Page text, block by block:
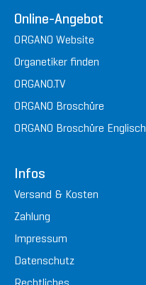
Online-Angebot
ORGANO Website
Organetiker finden
ORGANO.TV
ORGANO Broschüre
ORGANO Broschüre Englisch
Infos
Versand & Kosten
Zahlung
Impressum
Datenschutz